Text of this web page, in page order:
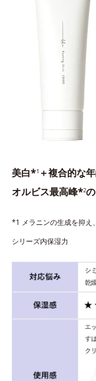
美白*1 ＋複合的な
オルビス最高峰*2
*1 メラニンの生成を抑
シリーズ内保湿力